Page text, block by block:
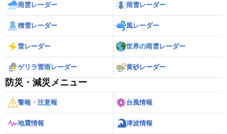
雨雲レーダー 雨雪レーダー
積雪レーダー 風レーダー
雷レーダー 世界の雨雲レーダー
ゲリラ雷雨レーダー 黄砂レーダー
防災・減災メニュー
警報・注意報 台風情報
地震情報 津波情報